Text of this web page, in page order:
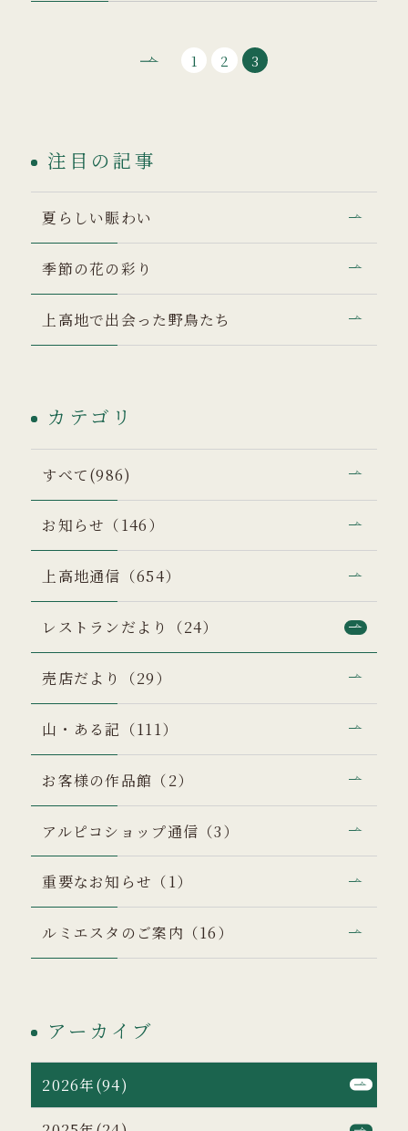
1 2 3
注目の記事
夏らしい賑わい
季節の花の彩り
上高地で出会った野鳥たち
カテゴリ
すべて(986)
お知らせ（146）
上高地通信（654）
レストランだより（24）
売店だより（29）
山・ある記（111）
お客様の作品館（2）
アルピコショップ通信（3）
重要なお知らせ（1）
ルミエスタのご案内（16）
アーカイブ
2026年(94)